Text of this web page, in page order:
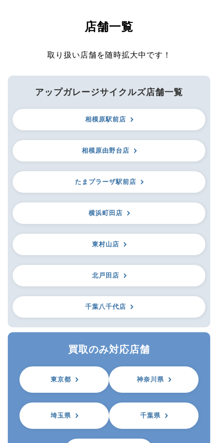
店舗一覧
取り扱い店舗を随時拡大中です！
アップガレージサイクルズ店舗一覧
相模原駅前店
相模原由野台店
たまプラーザ駅前店
横浜町田店
東村山店
北戸田店
千葉八千代店
買取のみ対応店舗
東京都 神奈川県
埼玉県 千葉県